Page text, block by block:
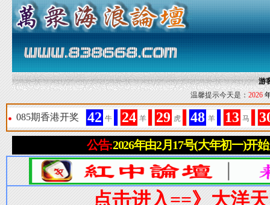
游
温馨提示今天是： 2026